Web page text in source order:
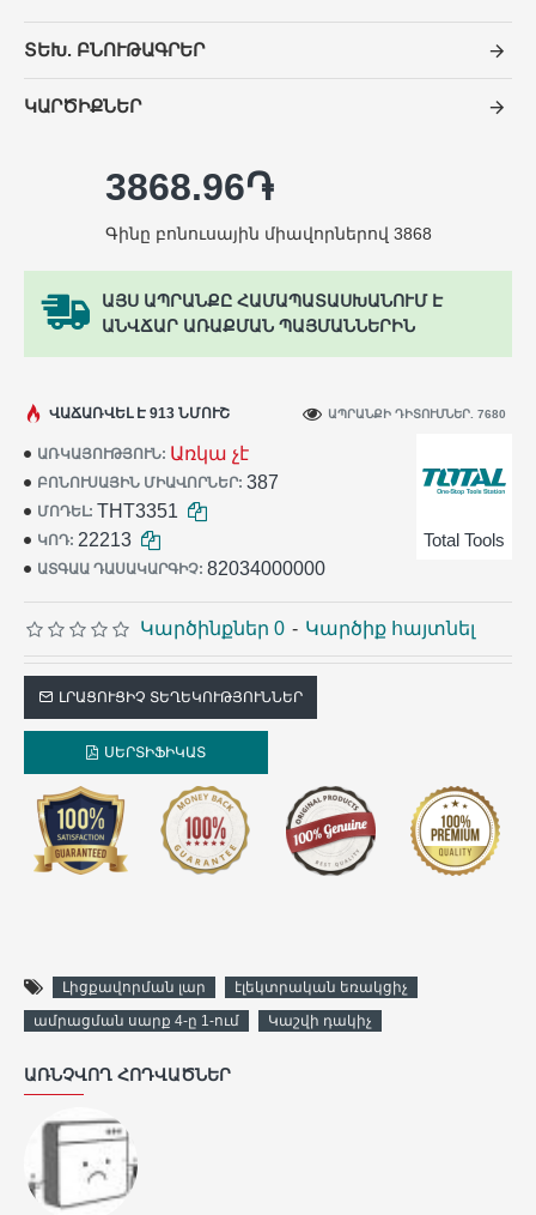
ՏԵԽ. ԲՆՈՒԹԱԳՐԵՐ
ԿԱՐԾԻՔՆԵՐ
ԱՅՍ ԱՊՐԱՆՔԸ ՀԱՄԱՊԱՏԱՍԽԱՆՈՒՄ Է
ԱՆՎՃԱՐ ԱՌԱՔՄԱՆ ՊԱՅՄԱՆՆԵՐԻՆ
ԱՌԿԱՅՈՒԹՅՈՒՆ: Առկա չէ
ԲՈՆՈՒՍԱՅԻՆ ՄԻԱՎՈՐՆԵՐ: 387
ՄՈԴԵԼ: THT3351
ԿՈԴ: 22213
ԱՏԳԱԱ ԴԱՍԱԿԱՐԳԻՉ: 82034000000
Total Tools
ՎԱՃԱՌՎԵԼ Է 913 ՆՄՈՒՇ ԱՊՐԱՆՔԻ ԴԻՏՈՒՄՆԵՐ. 7680
Կարծինքներ 0 - Կարծիք հայտնել
3868.96֏
Գինը բոնուսային միավորներով 3868
ԼՐԱՑՈՒՑԻՉ ՏԵՂԵԿՈՒԹՅՈՒՆՆԵՐ
ՍԵՐՏԻՖԻԿԱՏ
Լիցքավորման լար
էլեկտրական եռակցիչ
ամրացման սարք 4-ը 1-ում
Կաշվի դակիչ
ԱՌՆՉՎՈՂ ՀՈԴՎԱԾՆԵՐ